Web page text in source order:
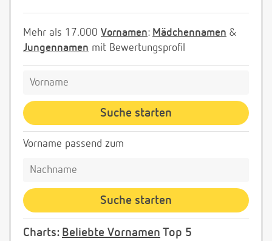
Mehr als 17.000 Vornamen: Mädchennamen &
Jungennamen mit Bewertungsprofil
Vorname passend zum
Charts: Beliebte Vornamen Top 5